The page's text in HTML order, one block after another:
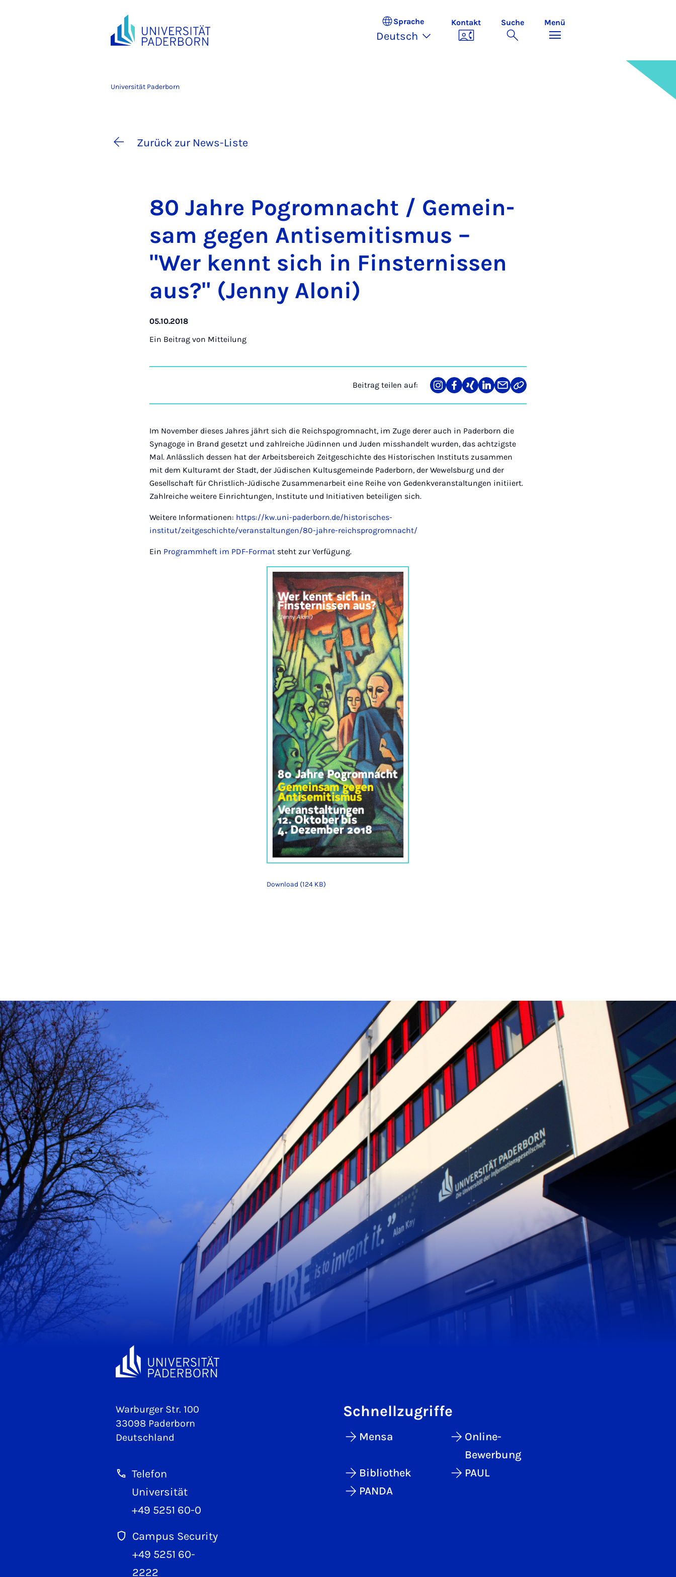
Sprache
Deutsch
Kontakt Suche Menü
Universität Paderborn
Zurück zur News-Liste
80 Jah­re Po­grom­nacht / Ge­mein­
sam ge­gen An­ti­se­mi­tis­mus –
"Wer kennt sich in Fins­ter­nis­sen
aus?" (Jen­ny Alo­ni)
05.10.2018
Ein Beitrag von Mitteilung
Beitrag teilen auf:
Teilen
auf
Teilen
auf
Teilen
auf
Teilen
auf
Teilen
über
Mail
Link
kopieren
Im November dieses Jahres jährt sich die Reichspogromnacht, im Zuge derer auch in Paderborn die
Synagoge in Brand gesetzt und zahlreiche Jüdinnen und Juden misshandelt wurden, das achtzigste
Mal. Anlässlich dessen hat der Arbeitsbereich Zeitgeschichte des Historischen Instituts zusammen
mit dem Kulturamt der Stadt, der Jüdischen Kultusgemeinde Paderborn, der Wewelsburg und der
Gesellschaft für Christlich-Jüdische Zusammenarbeit eine Reihe von Gedenkveranstaltungen initiiert.
Zahlreiche weitere Einrichtungen, Institute und Initiativen beteiligen sich.
Weitere Informationen: https://kw.uni-paderborn.de/historisches-
institut/zeitgeschichte/veranstaltungen/80-jahre-reichsprogromnacht/
Ein Programmheft im PDF-Format steht zur Verfügung.
Download (124 KB)
Warburger Str. 100
33098 Paderborn
Deutschland
Telefon
Universität
+49 5251 60-0
Campus Security
+49 5251 60-
2222
Schnellzugriffe
Mensa
Online-
Bewerbung
Bibliothek
PAUL
PANDA